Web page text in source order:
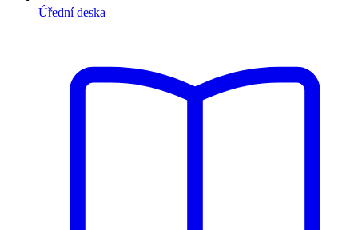
Úřední deska